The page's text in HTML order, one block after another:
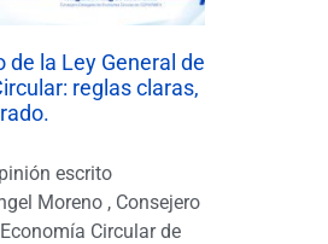
de la Ley General de
reglas claras,
escrito
Moreno , Consejero
Circular de